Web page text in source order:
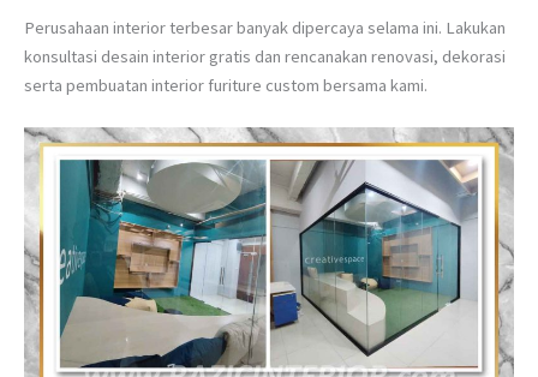
Perusahaan interior terbesar banyak dipercaya selama ini. Lakukan
konsultasi desain interior gratis dan rencanakan renovasi, dekorasi
serta pembuatan interior furiture custom bersama kami.